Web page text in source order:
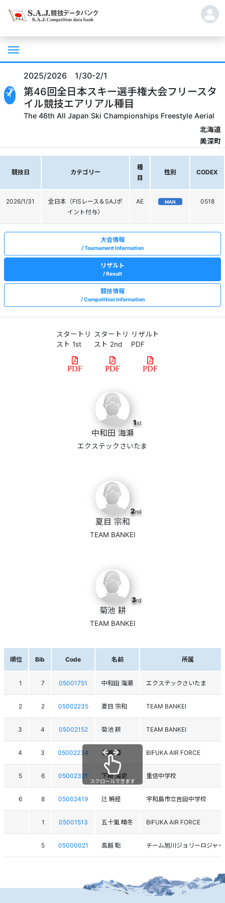
2025/2026 1/30-2/1
第46回全日本スキー選手権大会フリースタ
イル競技エアリアル種目
The 46th All Japan Ski Championships Freestyle Aerial
北海道
美深町
競技日 カテゴリー
種
目
性別 CODEX
2026/1/31
全日本（FISレース＆SAJポ
イント付与）
AE MAN 0518
大会情報
Tournament Information
リザルト
Result
競技情報
Competition Information
スタートリ
スト 1st
PDF
スタートリ
スト 2nd
PDF
リザルト
PDF
PDF
1st
中和田 海瀬
エクステックさいたま
2nd
夏目 宗和
TEAM BANKEI
3rd
菊池 耕
TEAM BANKEI
順位 Bib Code 名前 所属
1 7 05001751 中和田 海瀬 エクステックさいたま
2 2 05002235 夏目 宗和 TEAM BANKEI
3 4 05002152 菊池 耕 TEAM BANKEI
4 3 05002234 長嶋 優 BIFUKA AIR FORCE
5 6 05002321 下﨑 海吏 重信中学校
6 8 05002419 辻 暁経 宇和島市立吉田中学校
1 05001513 五十嵐 晴冬 BIFUKA AIR FORCE
5 05000021 高越 聡 チーム旭川ジョリーロジャー
スクロールできます